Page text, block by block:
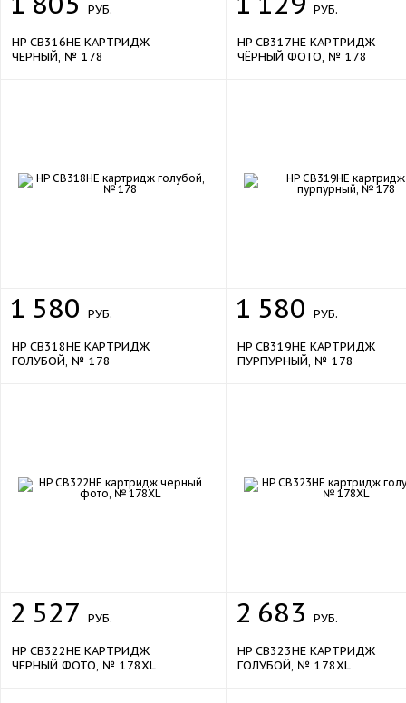
РУБ.
HP CB316HE КАРТРИДЖ
ЧЕРНЫЙ, № 178
РУБ.
HP CB317HE КАРТРИДЖ
ЧЁРНЫЙ ФОТО, № 178
1 580 РУБ.
HP CB318HE КАРТРИДЖ
ГОЛУБОЙ, № 178
1 580 РУБ.
HP CB319HE КАРТРИДЖ
ПУРПУРНЫЙ, № 178
2 527 РУБ.
HP CB322HE КАРТРИДЖ
ЧЕРНЫЙ ФОТО, № 178XL
2 683 РУБ.
HP CB323HE КАРТРИДЖ
ГОЛУБОЙ, № 178XL